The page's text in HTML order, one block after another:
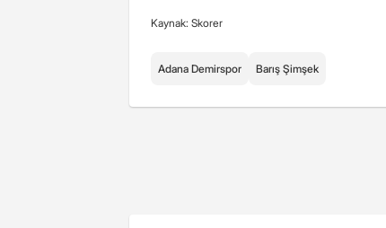
Kaynak: Skorer
Adana Demirspor Barış Şimşek